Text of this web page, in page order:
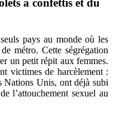
à confettis et du
pays au monde où les
métro. Cette ségrégation
un petit répit aux femmes.
victimes de harcèlement :
Nations Unis, ont déjà subi
l’attouchement sexuel au